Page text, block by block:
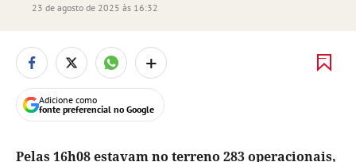
23 de agosto de 2025 às 16:32
+
Adicione como
fonte preferencial no Google
Pelas 16h08 estavam no terreno 283 operacionais,